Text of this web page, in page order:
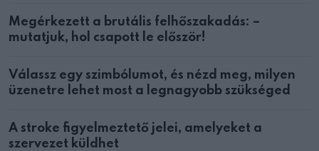
Megérkezett a brutális felhőszakadás: –
mutatjuk, hol csapott le először!
Válassz egy szimbólumot, és nézd meg, milyen
üzenetre lehet most a legnagyobb szükséged
A stroke figyelmeztető jelei, amelyeket a
szervezet küldhet